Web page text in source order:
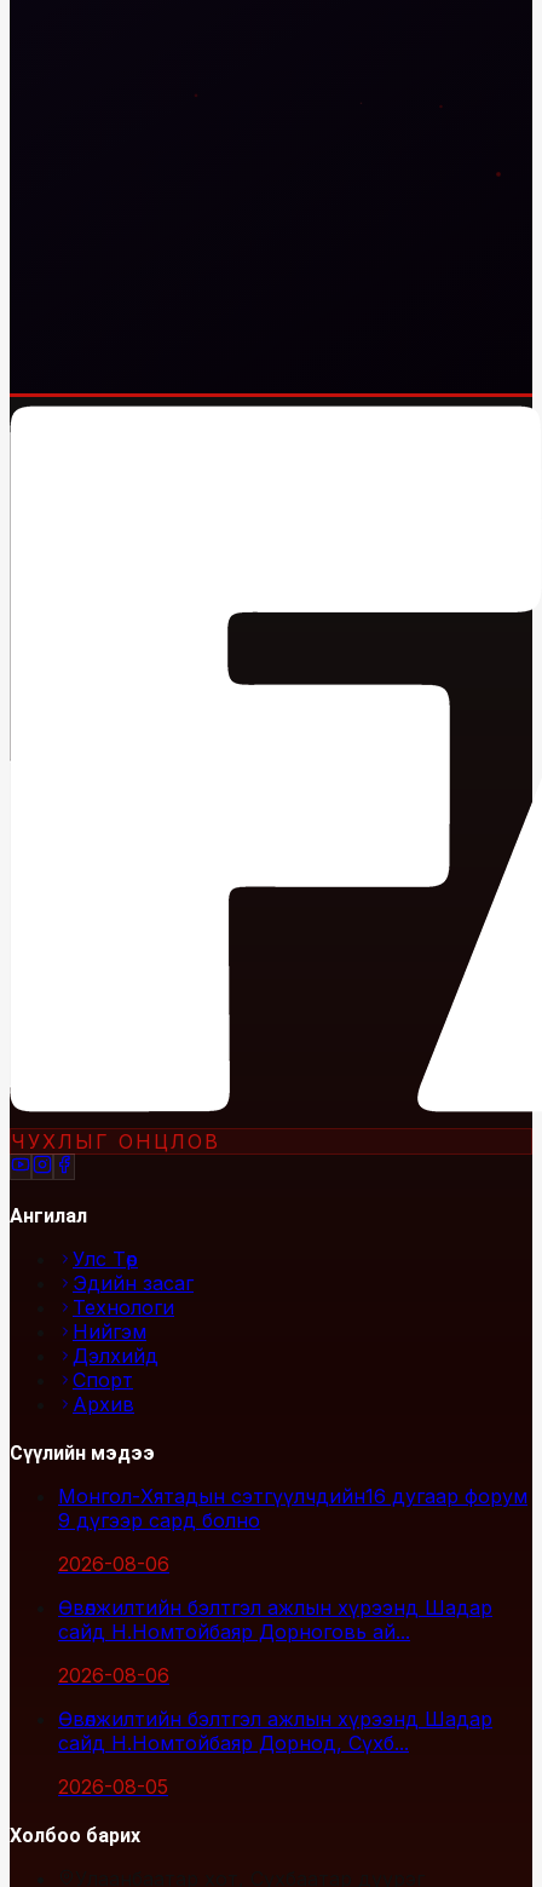
ЧУХЛЫГ ОНЦЛОВ
Ангилал
Улс Төр
Эдийн засаг
Технологи
Нийгэм
Дэлхийд
Спорт
Архив
Сүүлийн мэдээ
Монгол-Хятадын сэтгүүлчдийн16 дугаар форум
9 дүгээр сард болно
2026-08-06
Өвөлжилтийн бэлтгэл ажлын хүрээнд Шадар
сайд Н.Номтойбаяр Дорноговь ай...
2026-08-06
Өвөлжилтийн бэлтгэл ажлын хүрээнд Шадар
сайд Н.Номтойбаяр Дорнод, Сүхб...
2026-08-05
Холбоо барих